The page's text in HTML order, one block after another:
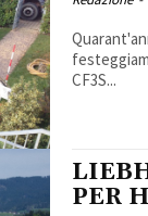
CF3S...
PER